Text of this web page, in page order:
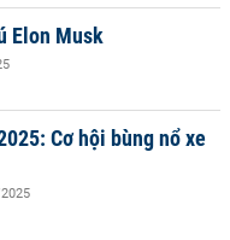
Elon Musk
Cơ hội bùng nổ xe